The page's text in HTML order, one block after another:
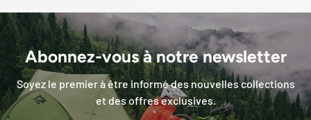
Abonnez-vous à notre newsletter
Soyez le premier à être informé des nouvelles collections
et des offres exclusives.